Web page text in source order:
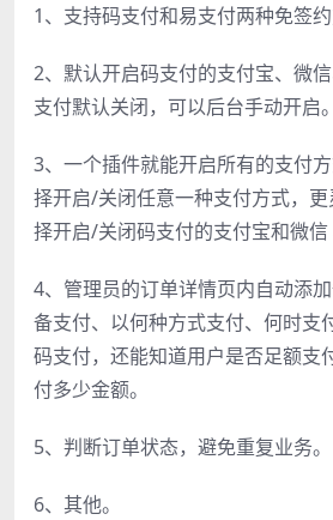
1、支持码支付和易支付两种免签约
2、默认开启码支付的支付宝、微
支付默认关闭，可以后台手动开启。
3、一个插件就能开启所有的支付
择开启/关闭任意一种支付方式，
择开启/关闭码支付的支付宝和微信
4、管理员的订单详情页内自动添
备支付、以何种方式支付、何时支
码支付，还能知道用户是否足额支
付多少金额。
5、判断订单状态，避免重复业务。
6、其他。